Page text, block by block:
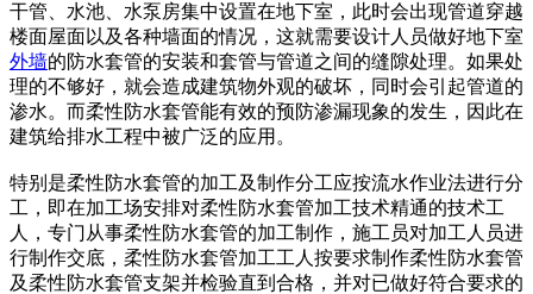
干管、水池、水泵房集中设置在地下室，此时会出现管道穿越
楼面屋面以及各种墙面的情况，这就需要设计人员做好地下室
外墙的防水套管的安装和套管与管道之间的缝隙处理。如果处
理的不够好，就会造成建筑物外观的破坏，同时会引起管道的
渗水。而柔性防水套管能有效的预防渗漏现象的发生，因此在
建筑给排水工程中被广泛的应用。
特别是柔性防水套管的加工及制作分工应按流水作业法进行分
工，即在加工场安排对柔性防水套管加工技术精通的技术工
人，专门从事柔性防水套管的加工制作，施工员对加工人员进
行制作交底，柔性防水套管加工工人按要求制作柔性防水套管
及柔性防水套管支架并检验直到合格，并对已做好符合要求的